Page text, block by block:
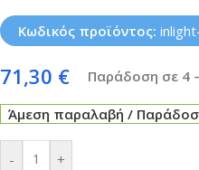
Κωδικός προϊόντος:
71,30 € Παράδοση σε 4
Άμεση παραλαβή /
- +